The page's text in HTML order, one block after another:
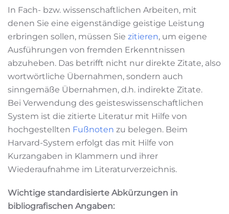
In Fach- bzw. wissenschaftlichen Arbeiten, mit
denen Sie eine eigenständige geistige Leistung
erbringen sollen, müssen Sie zitieren, um eigene
Ausführungen von fremden Erkenntnissen
abzuheben. Das betrifft nicht nur direkte Zitate, also
wortwörtliche Übernahmen, sondern auch
sinngemäße Übernahmen, d.h. indirekte Zitate.
Bei Verwendung des geisteswissenschaftlichen
System ist die zitierte Literatur mit Hilfe von
hochgestellten Fußnoten zu belegen. Beim
Harvard-System erfolgt das mit Hilfe von
Kurzangaben in Klammern und ihrer
Wiederaufnahme im Literaturverzeichnis.
Wichtige standardisierte Abkürzungen in
bibliografischen Angaben: